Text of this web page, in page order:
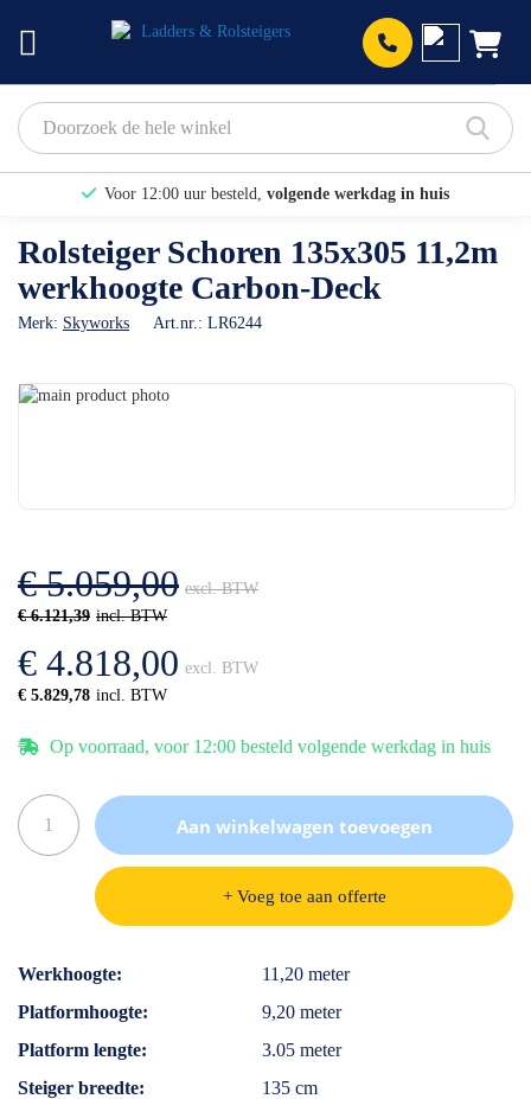
Voor 12:00 uur besteld, volgende werkdag in huis
Bekijk hier onze Actiepagina
Binnen 1 dag eengratis offerte
Rolsteiger Schoren 135x305 11,2m
werkhoogte Carbon-Deck
Merk: Skyworks Art.nr.: LR6244
Ga
gallerij
€ 6.121,39
€ 5.059,00
€ 5.829,78
€ 4.818,00
Op voorraad, voor 12:00 besteld volgende werkdag in huis
Aan winkelwagen toevoegen
+ Voeg toe aan offerte
Specificaties
Werkhoogte
11,20 meter
Platformhoogte
9,20 meter
Platform lengte
3.05 meter
Steiger breedte
135 cm